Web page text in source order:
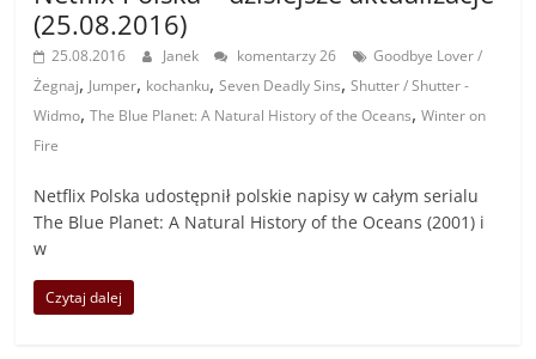
(25.08.2016)
25.08.2016 Janek komentarzy 26
Goodbye Lover /
Żegnaj, Jumper, kochanku,Seven Deadly Sins,Shutter / Shutter -
Widmo,The Blue Planet: A Natural History of the Oceans,Winter on
Fire
Netflix Polska udostępnił polskie napisy w całym serialu
The Blue Planet: A Natural History of the Oceans (2001) i
w
Czytaj dalej